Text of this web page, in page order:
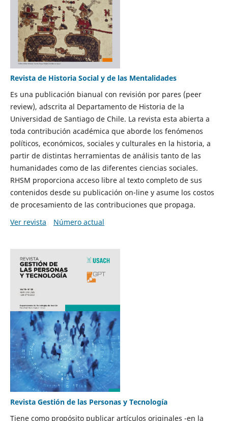
Revista de Historia Social y de las Mentalidades
Es una publicación bianual con revisión por pares (peer
review), adscrita al Departamento de Historia de la
Universidad de Santiago de Chile. La revista esta abierta a
toda contribución académica que aborde los fenómenos
políticos, económicos, sociales y culturales en la historia, a
partir de distintas herramientas de análisis tanto de las
humanidades como de las diferentes ciencias sociales.
RHSM proporciona acceso libre al texto completo de sus
contenidos desde su publicación on-line y asume los costos
de procesamiento de las contribuciones que propaga.
Ver revista
Número actual
Revista Gestión de las Personas y Tecnología
Tiene como propósito publicar artículos originales -en la